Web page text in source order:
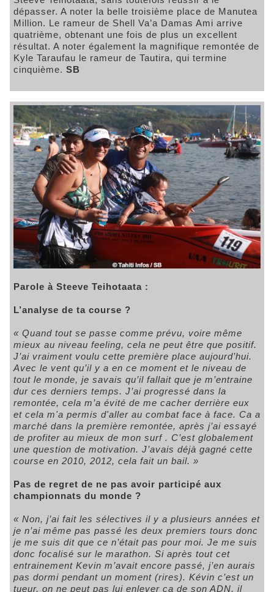
dépasser. A noter la belle troisième place de Manutea
Million. Le rameur de Shell Va’a Damas Ami arrive
quatrième, obtenant une fois de plus un excellent
résultat. A noter également la magnifique remontée de
Kyle Taraufau le rameur de Tautira, qui termine
cinquième. SB
Parole à Steeve Teihotaata :
L’analyse de ta course ?
« Quand tout se passe comme prévu, voire même
mieux au niveau feeling, cela ne peut être que positif.
J’ai vraiment voulu cette première place aujourd’hui.
Avec le vent qu’il y a en ce moment et le niveau de
tout le monde, je savais qu’il fallait que je m’entraine
dur ces derniers temps. J’ai progressé dans la
remontée, cela m’a évité de me cacher derrière eux
et cela m'a permis d'aller au combat face à face. Ca a
marché dans la première remontée, après j’ai essayé
de profiter au mieux de mon surf . C’est globalement
une question de motivation. J’avais déjà gagné cette
course en 2010, 2012, cela fait un bail. »
Pas de regret de ne pas avoir participé aux
championnats du monde ?
« Non, j’ai fait les sélectives il y a plusieurs années et
je n’ai même pas passé les deux premiers tours donc
je me suis dit que ce n’était pas pour moi. Je me suis
donc focalisé sur le marathon. Si après tout cet
entrainement Kevin m’avait encore passé, j’en aurais
pas dormi pendant un moment (rires). Kévin c’est un
tueur, on ne peut pas lui enlever ça de son ADN, il